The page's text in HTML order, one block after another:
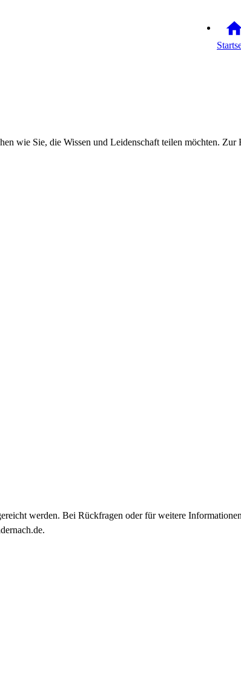
wie Sie, die Wissen und Leidenschaft teilen möchten. Zur
werden. Bei Rückfragen oder für weitere